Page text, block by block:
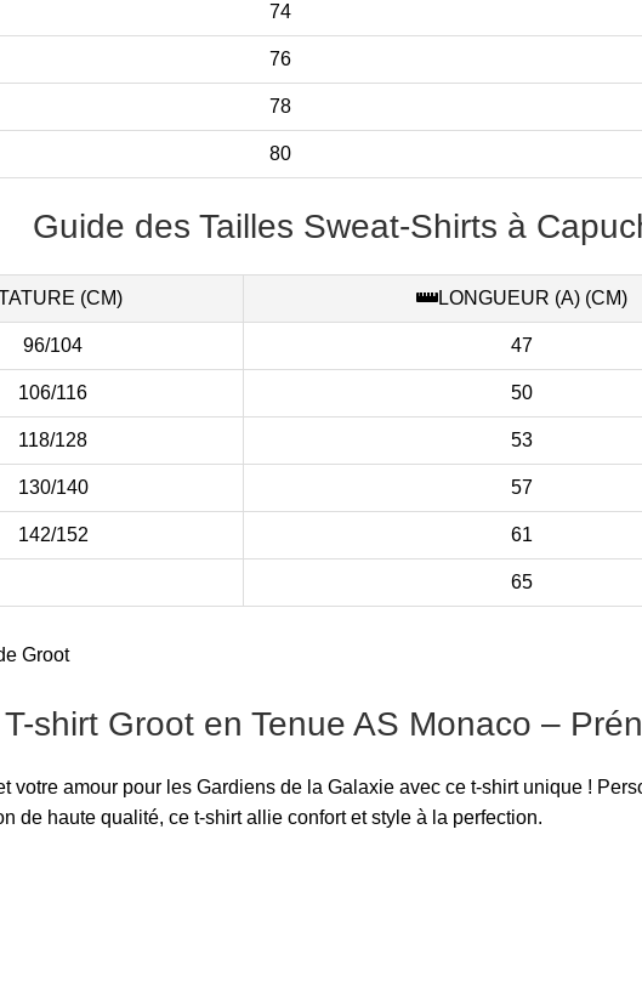
74
76
78
80
Guide des Tailles Sweat-Shirts à
(CM) LONGUEUR (A) (CM)
96/104 47
106/116 50
118/128 53
130/140 57
142/152 61
65
Groot
T-shirt Groot en Tenue AS Monaco –
votre amour pour les Gardiens de la Galaxie avec ce t-shirt unique !
de haute qualité, ce t-shirt allie confort et style à la perfection.